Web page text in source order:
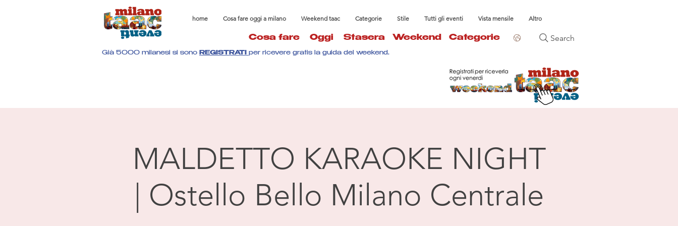
home Cosa fare oggi a milano Weekend taac Categorie Stile Tutti gli eventi Vista mensile Altro
Cosa fare Oggi Stasera Weekend Categorie Search
Già 5000 milanesi si sono REGISTRATI per ricevere gratis la guida del weekend.
MALDETTO KARAOKE NIGHT
| Ostello Bello Milano Centrale